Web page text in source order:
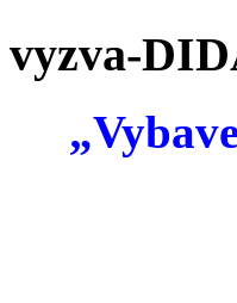
vyzva-